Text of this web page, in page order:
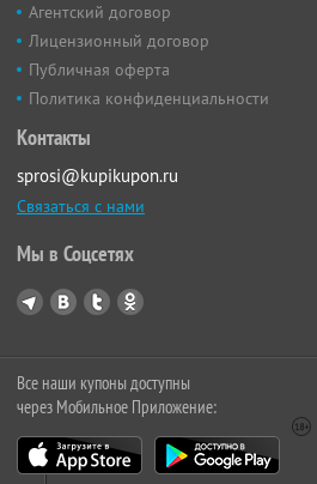
Агентский договор
Лицензионный договор
Публичная оферта
Политика конфиденциальности
Контакты
sprosi@kupikupon.ru
Связаться с нами
Мы в Соцсетях
Все наши купоны доступны
через Мобильное Приложение: